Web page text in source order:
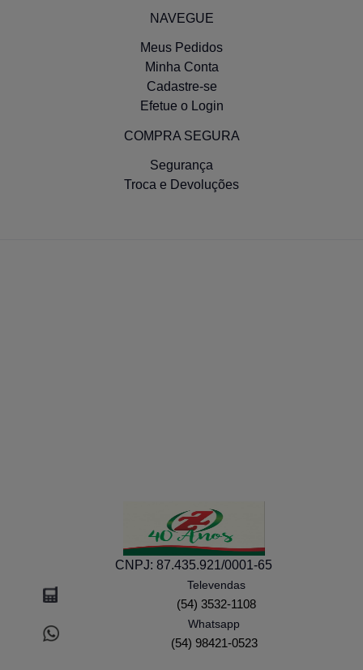
Bomba Oleo Vw Gol 1000/1000i Plus / Voyage
NAVEGUE
Meus Pedidos
Minha Conta
Cadastre-se
Efetue o Login
COMPRA SEGURA
Segurança
Troca e Devoluções
CNPJ: 87.435.921/0001-65
Televendas
(54) 3532-1108
Whatsapp
(54) 98421-0523